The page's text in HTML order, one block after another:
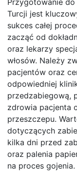
Przygotowanie
Turcji jest
sukces całej
zacząć od
oraz lekarzy
włosów. Należy
pacjentów oraz
odpowiedniej
przedzabiegową,
zdrowia pacjenta
przeszczepu.
dotyczących
kilka dni przed
oraz palenia
na proces